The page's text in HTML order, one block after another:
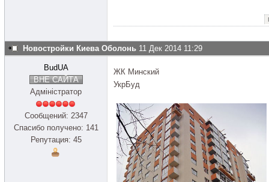
Новостройки Киева Оболонь 11 Дек 2014 11:29
BudUA
ВНЕ САЙТА
Адміністратор
Сообщений: 2347
Спасибо получено: 141
Репутация: 45
ЖК Минский
УкрБуд